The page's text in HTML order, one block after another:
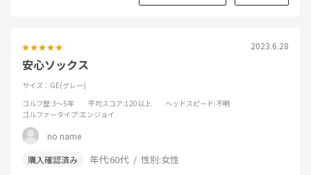
2023.6.28
安心ソックス
サイズ：GE(グレー)
ゴルフ歴:3～5年 平均スコア:120以上 ヘッドスピード:不明
ゴルファータイプ:エンジョイ
no name
年代:60代 性別:女性